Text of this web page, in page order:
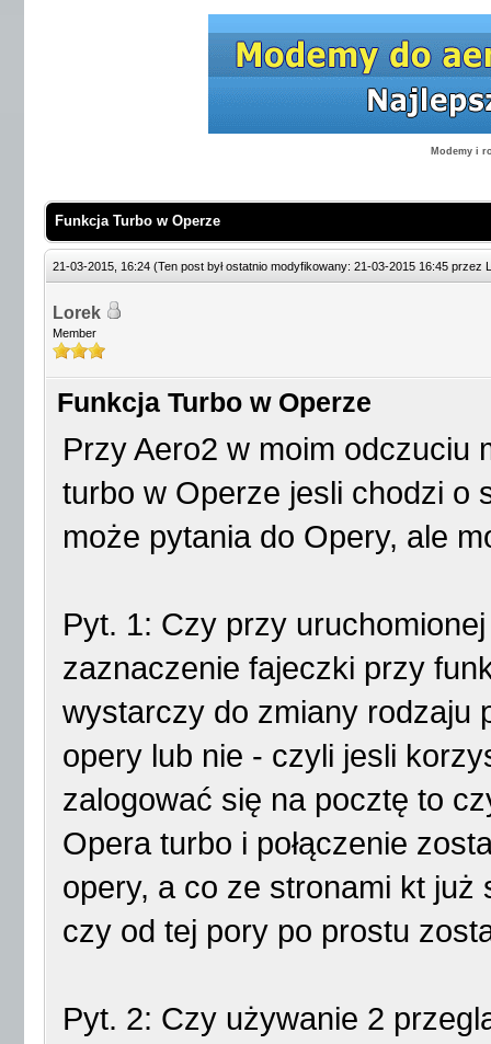
Modemy i
Funkcja Turbo w Operze
21-03-2015, 16:24 (Ten post był ostatnio modyfikowany: 21-03-2015 16:45 przez
Lorek
Member
Funkcja Turbo w Operze
Przy Aero2 w moim odczuciu
turbo w Operze jesli chodzi o
może pytania do Opery, ale
Pyt. 1: Czy przy
zaznaczenie fajeczki przy
wystarczy do zmiany rodzaju
opery lub nie - czyli jesli
zalogować się na pocztę to
Opera turbo i połączenie
opery, a co ze stronami kt już
czy od tej pory po prostu
Pyt. 2: Czy używanie 2